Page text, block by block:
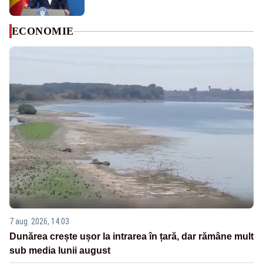
ECONOMIE
7 aug. 2026, 14:03
Dunărea crește ușor la intrarea în țară, dar rămâne mult
sub media lunii august